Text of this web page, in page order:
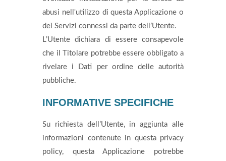
abusi nell'utilizzo di questa Applicazione o
dei Servizi connessi da parte dell’Utente.
L’Utente dichiara di essere consapevole
che il Titolare potrebbe essere obbligato a
rivelare i Dati per ordine delle autorità
pubbliche.
INFORMATIVE SPECIFICHE
Su richiesta dell’Utente, in aggiunta alle
informazioni contenute in questa privacy
policy, questa Applicazione potrebbe